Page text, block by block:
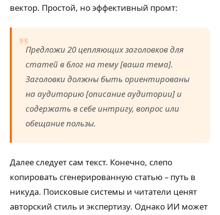
вектор. Простой, но эффективный промт:
Предложи 20 цепляющих заголовков для
статей в блог на тему [ваша тема].
Заголовки должны быть ориентированы
на аудиторию [описание аудитории] и
содержать в себе интригу, вопрос или
обещание пользы.
Далее следует сам текст. Конечно, слепо
копировать сгенерированную статью – путь в
никуда. Поисковые системы и читатели ценят
авторский стиль и экспертизу. Однако ИИ может